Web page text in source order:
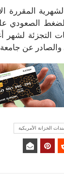
الضغط
التجزئة
والصادر عن
الخزانة الأمريكية